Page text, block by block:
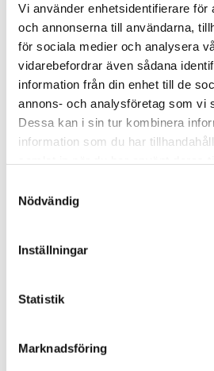
Vi använder enhetsidentifierare för
och annonserna till användarna,
för sociala medier och analysera
vidarebefordrar även sådana
information från din enhet till de
annons- och analysföretag som vi
Dessa kan i sin tur kombinera
information som du har
Nödvändig
Inställningar
Statistik
Marknadsföring
31 990,00KR
Antal
Artikelnr